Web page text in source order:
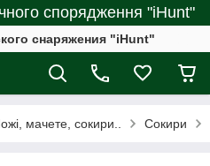
спорядження "iHunt"
снаряжения "iHunt"
мачете, сокири.. Сокири